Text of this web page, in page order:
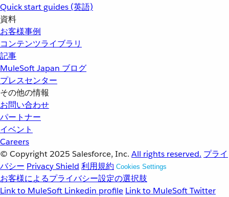
Quick start guides (英語)
資料
お客様事例
コンテンツライブラリ
記事
MuleSoft Japan ブログ
プレスセンター
その他の情報
お問い合わせ
パートナー
イベント
Careers
© Copyright 2025 Salesforce, Inc. All rights reserved. プライ
バシー Privacy Shield 利用規約 Cookies Settings
お客様によるプライバシー設定の選択肢
Link to MuleSoft Linkedin profile Link to MuleSoft Twitter